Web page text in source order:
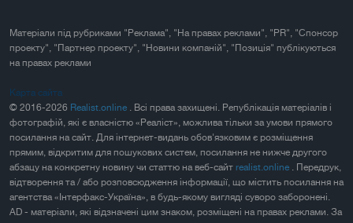
Матеріали під рубриками "Реклама", "На правах реклами", "PR", "Спонсор
проекту", "Партнер проекту", "Новини компаній", "Позиція" публікуються
на правах реклами
Карта сайта
© 2016-2026 Realist.online . Всі права захищені. Републікація матеріалів і
фотографій, які є власністю «Реаліст», можлива тільки за умови прямого
посилання на сайт. Для інтернет-видань обов'язковим є розміщення
прямим, відкритим для пошукових систем, посилання не нижче другого
абзацу на конкретну новину чи статтю на веб-сайт realist.online . Передрук,
відтворення та / або розповсюдження інформації, що містить посилання на
агентства «Інтерфакс-Україна», в будь-якому вигляді суворо заборонені.
AD - матеріали, які відзначені цим знаком, розміщені на правах реклами. За